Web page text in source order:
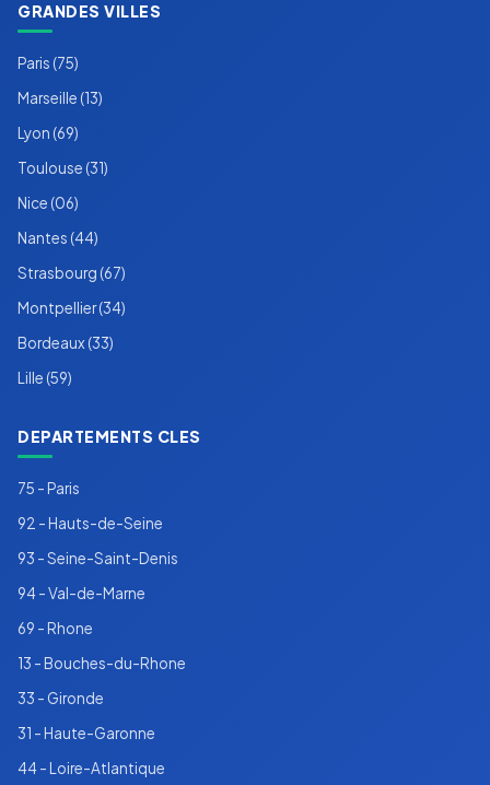
GRANDES VILLES
Paris (75)
Marseille (13)
Lyon (69)
Toulouse (31)
Nice (06)
Nantes (44)
Strasbourg (67)
Montpellier (34)
Bordeaux (33)
Lille (59)
DEPARTEMENTS CLES
75 - Paris
92 - Hauts-de-Seine
93 - Seine-Saint-Denis
94 - Val-de-Marne
69 - Rhone
13 - Bouches-du-Rhone
33 - Gironde
31 - Haute-Garonne
44 - Loire-Atlantique